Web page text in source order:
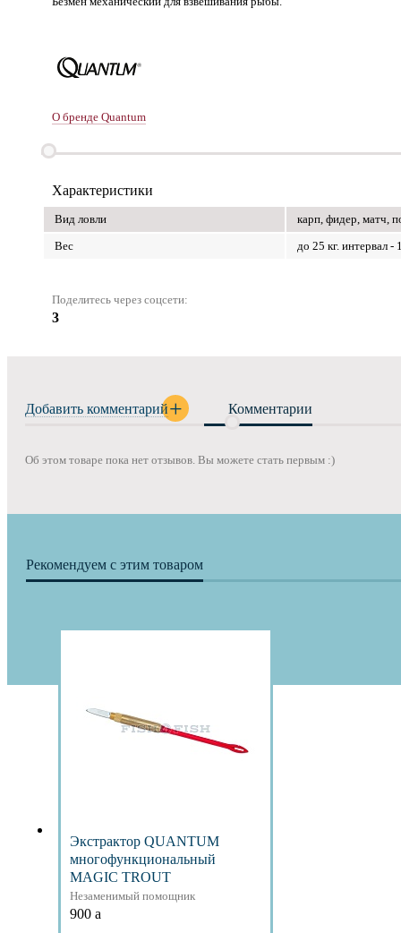
О бренде Quantum
Характеристики
Вид ловли
карп, фидер, матч,
Вес
до 25 кг. интервал -
Поделитесь через соцсети:
3
Добавить комментарий Комментарии
Об этом товаре пока нет отзывов. Вы можете стать первым :)
Рекомендуем с этим товаром
Экстрактор QUANTUM
многофункциональный
MAGIC TROUT
Незаменимый помощник
900 a